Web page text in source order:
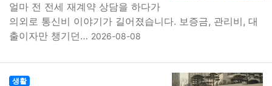
얼마 전 전세 재계약 상담을 하다가
의외로 통신비 이야기가 길어졌습니다. 보증금, 관리비, 대
출이자만 챙기던… 2026-08-08
생활